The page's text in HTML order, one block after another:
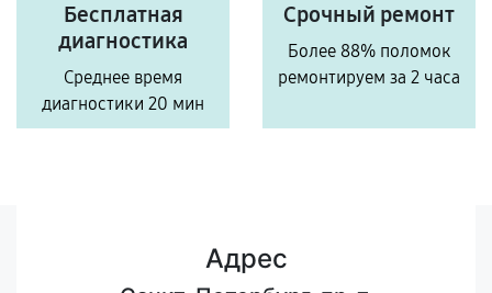
Бесплатная
диагностика
Среднее время
диагностики 20 мин
Срочный ремонт
Более 88% поломок
ремонтируем за 2 часа
Адрес